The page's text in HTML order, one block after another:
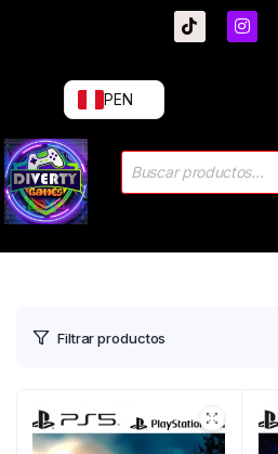
PEN
Filtrar productos